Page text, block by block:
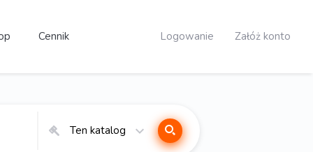
Cennik Logowanie Załóż konto
Ten katalog